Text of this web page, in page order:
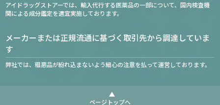
アイドラッグストアーでは、輸入代行する医薬品の一部について、国内検査機
関による成分鑑定を適宜実施しております。
メーカーまたは正規流通に基づく取引先から調達していま
す
弊社では、粗悪品が紛れ込まないよう細心の注意を払って運営しております。
ページトップへ